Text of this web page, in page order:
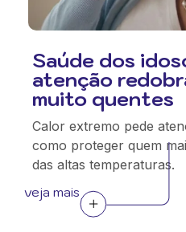
Saúde dos
atenção
muito quentes
Calor extremo pede
como proteger quem
das altas temperaturas.
veja mais